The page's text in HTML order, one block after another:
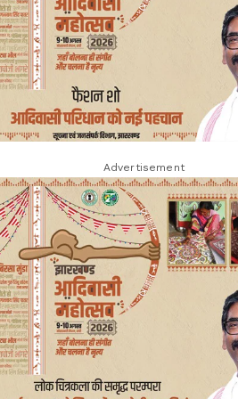
Advertisement